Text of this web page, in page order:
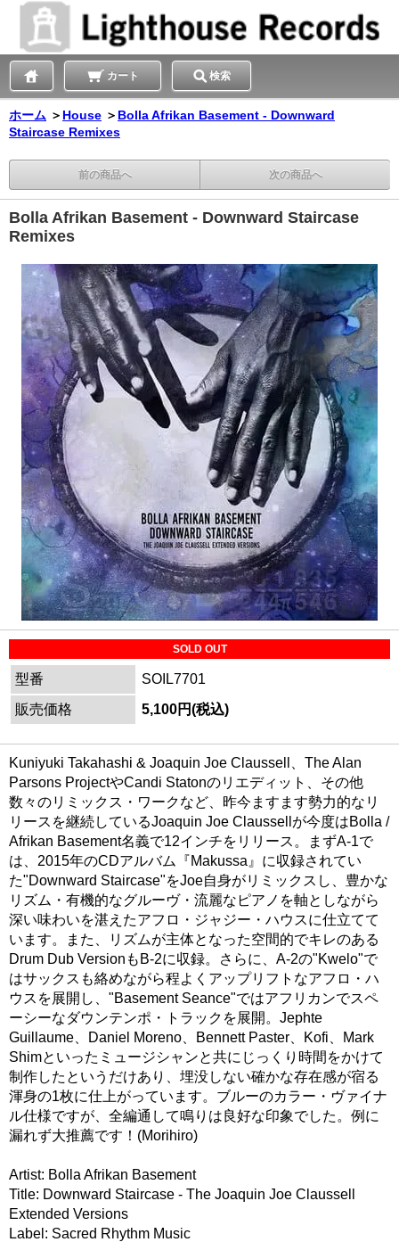
カート 検索
ホーム ＞ House ＞ Bolla Afrikan Basement - Downward
Staircase Remixes
前の商品へ 次の商品へ
Bolla Afrikan Basement - Downward Staircase
Remixes
SOLD OUT
型番
SOIL7701
販売価格
5,100円(税込)
Kuniyuki Takahashi & Joaquin Joe Claussell、The Alan
Parsons ProjectやCandi Statonのリエディット、その他
数々のリミックス・ワークなど、昨今ますます勢力的なリ
リースを継続しているJoaquin Joe Claussellが今度はBolla /
Afrikan Basement名義で12インチをリリース。まずA-1で
は、2015年のCDアルバム『Makussa』に収録されてい
た"Downward Staircase"をJoe自身がリミックスし、豊かな
リズム・有機的なグルーヴ・流麗なピアノを軸としながら
深い味わいを湛えたアフロ・ジャジー・ハウスに仕立てて
います。また、リズムが主体となった空間的でキレのある
Drum Dub VersionもB-2に収録。さらに、A-2の"Kwelo"で
はサックスも絡めながら程よくアップリフトなアフロ・ハ
ウスを展開し、"Basement Seance"ではアフリカンでスペ
ーシーなダウンテンポ・トラックを展開。Jephte
Guillaume、Daniel Moreno、Bennett Paster、Kofi、Mark
Shimといったミュージシャンと共にじっくり時間をかけて
制作したというだけあり、埋没しない確かな存在感が宿る
渾身の1枚に仕上がっています。ブルーのカラー・ヴァイナ
ル仕様ですが、全編通して鳴りは良好な印象でした。例に
漏れず大推薦です！(Morihiro)
Artist: Bolla Afrikan Basement
Title: Downward Staircase - The Joaquin Joe Claussell
Extended Versions
Label: Sacred Rhythm Music